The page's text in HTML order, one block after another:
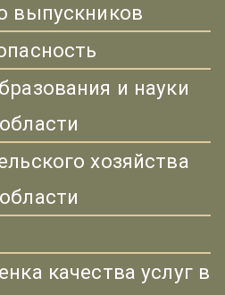
выпускников
и науки
хозяйства
качества услуг в